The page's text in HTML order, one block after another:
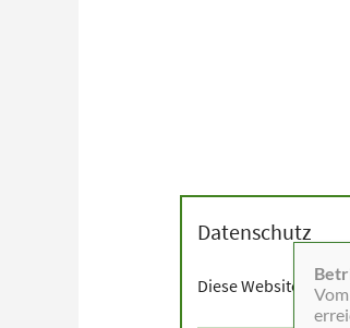
Datenschutz
Diese Website setzt